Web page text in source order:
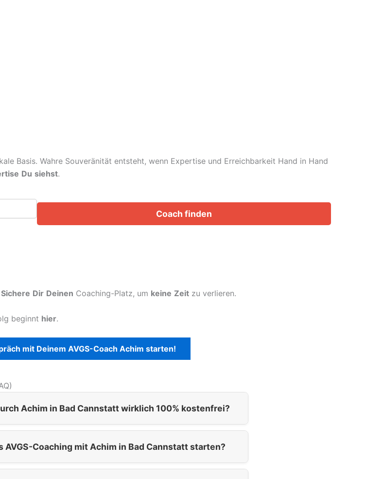
Basis. Wahre Souveränität entsteht, wenn Expertise und Erreichbarkeit Hand in Hand
Du siehst.
Coach finden
Sichere Dir Deinen Coaching-Platz, um keine Zeit zu verlieren.
beginnt hier.
mit Deinem AVGS-Coach Achim starten!
Achim in Bad Cannstatt wirklich 100% kostenfrei?
Coaching mit Achim in Bad Cannstatt starten?